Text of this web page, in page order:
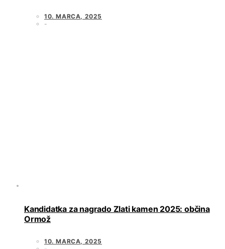
10. MARCA, 2025
Kandidatka za nagrado Zlati kamen 2025: občina
Ormož
10. MARCA, 2025